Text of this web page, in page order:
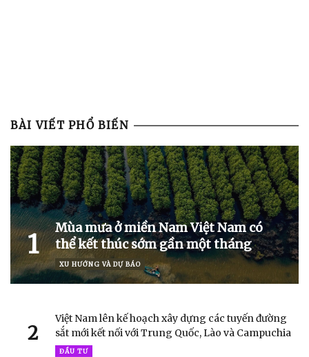
BÀI VIẾT PHỔ BIẾN
1
Mùa mưa ở miền Nam Việt Nam có
thể kết thúc sớm gần một tháng
XU HƯỚNG VÀ DỰ BÁO
2
Việt Nam lên kế hoạch xây dựng các tuyến đường
sắt mới kết nối với Trung Quốc, Lào và Campuchia
ĐẦU TƯ